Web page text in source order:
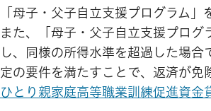
「母子・父子自立支援プログラム」
また、「母子・父子自立支援プロ
し、同様の所得水準を超過した場
定の要件を満たすことで、返済が免
ひとり親家庭高等職業訓練促進資金